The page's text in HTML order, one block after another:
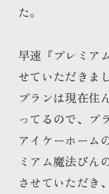
た。
早速『プレミア
せていただきま
プランは現在住
ってるので、プ
アイケーホーム
ミアム魔法びん
させていただき